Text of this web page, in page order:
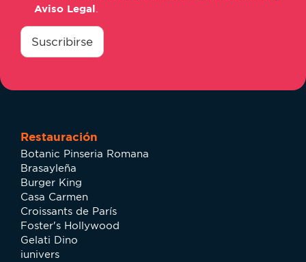
Aviso Legal
consentimiento
Suscribirse
Restauración
Botanic Pinseria Romana
Brasayleña
Burger King
Casa Carmen
Croissants de París
Foster's Hollywood
Gelati Dino
iunivers